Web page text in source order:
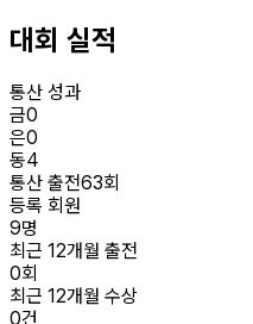
대회 실적
통산 성과
금0
은0
동4
통산 출전63회
등록 회원
9명
최근 12개월 출전
0회
최근 12개월 수상
0건